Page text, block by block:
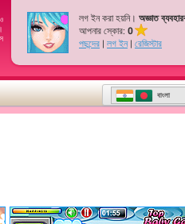
লগ ইন করা হয়নি। অজ্ঞাত
আপনার স্কোর: 0
পছন্দের | লগ ইন| রেজিস্টার
বাংলা